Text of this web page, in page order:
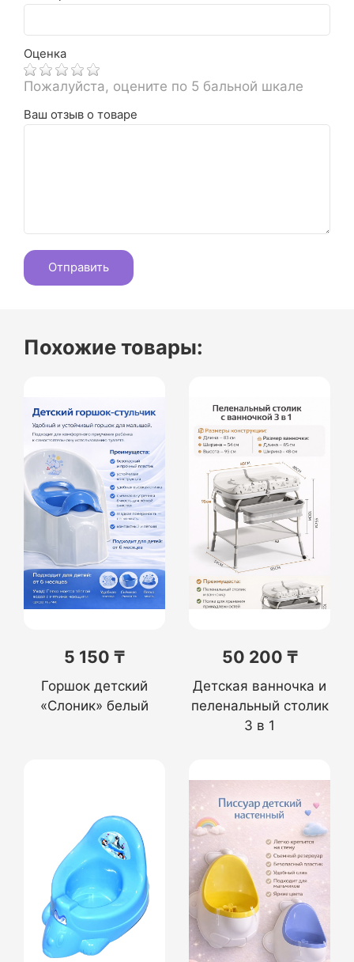
Оценка
Пожалуйста, оцените по 5 бальной шкале
Ваш отзыв о товаре
Похожие товары:
5 150 ₸
Горшок детский
«Слоник» белый
50 200 ₸
Детская ванночка и
пеленальный столик
3 в 1